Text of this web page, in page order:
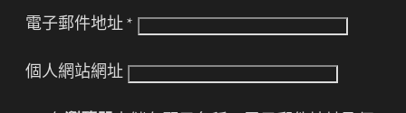
電子郵件地址 *
個人網站網址